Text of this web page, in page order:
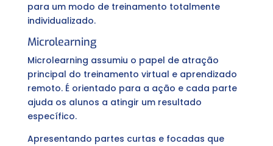
para um modo de treinamento totalmente
individualizado.
Microlearning
Microlearning assumiu o papel de atração
principal do treinamento virtual e aprendizado
remoto. É orientado para a ação e cada parte
ajuda os alunos a atingir um resultado
específico.
Apresentando partes curtas e focadas que